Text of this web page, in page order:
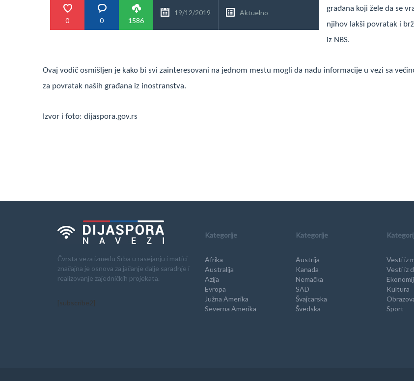
0 0 1586
19/12/2019 Aktuelno
građana koji žele da se
njihov lakši povratak i
iz NBS.
Ovaj vodič osmišljen je kako bi svi zainteresovani na jednom mestu mogli da nađu informacije u vezi sa
za povratak naših građana iz inostranstva.
Izvor i foto: dijaspora.gov.rs
Čvrsta veza između Srba u rasejanju i matici
značajna je osnova za jačanje dalje saradnje i
realizovanje zajedničkih projekata.
[subscribe2]
Kategorije
Afrika
Australija
Azija
Evropa
Južna Amerika
Severna Amerika
Kategorije
Austrija
Kanada
Nemačka
SAD
Švajcarska
Švedska
Vesti iz
Vesti iz
Kultura
Sport